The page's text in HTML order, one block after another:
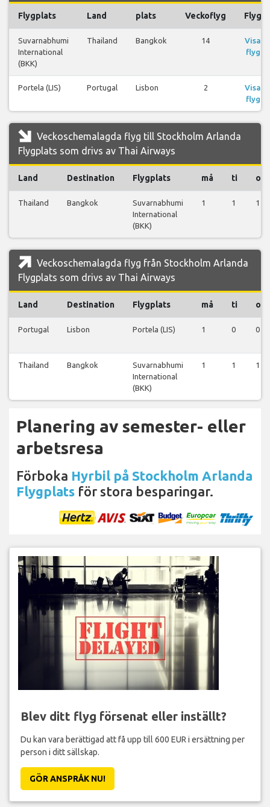
Flygplats Land plats Veckoflyg Flyg
Suvarnabhumi
International
(BKK)
Thailand Bangkok 14
Visa
flyg
Portela (LIS) Portugal Lisbon 2
Visa
flyg
Veckoschemalagda flyg till Stockholm Arlanda
Flygplats som drivs av Thai Airways
Land Destination Flygplats må ti on
Thailand Bangkok
Suvarnabhumi
International
(BKK)
1 1 1
Veckoschemalagda flyg från Stockholm Arlanda
Flygplats som drivs av Thai Airways
Land Destination Flygplats må ti on
Portugal Lisbon Portela (LIS) 1 0 0
Thailand Bangkok
Suvarnabhumi
International
(BKK)
1 1 1
Planering av semester- eller
arbetsresa
Förboka Hyrbil på Stockholm Arlanda
Flygplats för stora besparingar.
Blev ditt flyg försenat eller inställt?
Du kan vara berättigad att få upp till 600 EUR i ersättning per
person i ditt sällskap.
GÖR ANSPRÅK NU!